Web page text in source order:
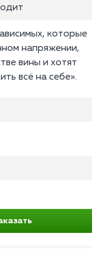
которые
напряжении,
вины и хотят
всё на себе».